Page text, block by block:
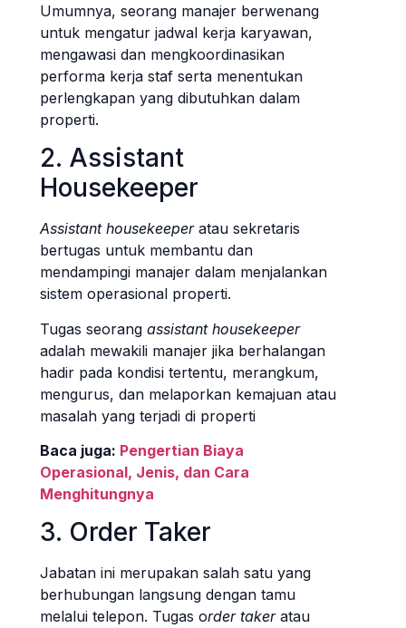
Umumnya, seorang manajer berwenang
untuk mengatur jadwal kerja karyawan,
mengawasi dan mengkoordinasikan
performa kerja staf serta menentukan
perlengkapan yang dibutuhkan dalam
properti.
2. Assistant
Housekeeper
Assistant housekeeper atau sekretaris
bertugas untuk membantu dan
mendampingi manajer dalam menjalankan
sistem operasional properti.
Tugas seorang assistant housekeeper
adalah mewakili manajer jika berhalangan
hadir pada kondisi tertentu, merangkum,
mengurus, dan melaporkan kemajuan atau
masalah yang terjadi di properti
Baca juga: Pengertian Biaya
Operasional, Jenis, dan Cara
Menghitungnya
3. Order Taker
Jabatan ini merupakan salah satu yang
berhubungan langsung dengan tamu
melalui telepon. Tugas order taker atau